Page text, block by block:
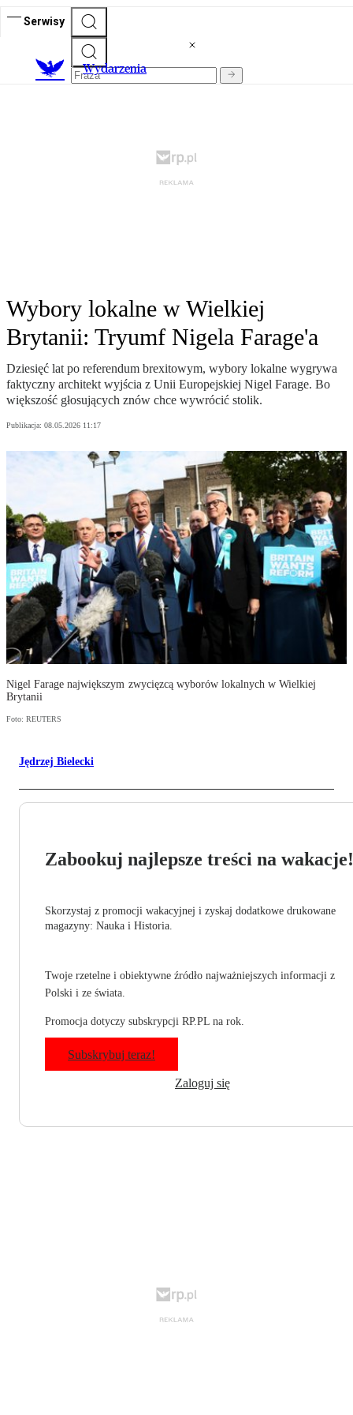
Serwisy
Wydarzenia
Wybory lokalne w Wielkiej
Brytanii: Tryumf Nigela Farage'a
Dziesięć lat po referendum brexitowym, wybory lokalne wygrywa
faktyczny architekt wyjścia z Unii Europejskiej Nigel Farage. Bo
większość głosujących znów chce wywrócić stolik.
Publikacja: 08.05.2026 11:17
Nigel Farage największym zwycięzcą wyborów lokalnych w Wielkiej
Brytanii
Foto: REUTERS
Jędrzej Bielecki
Zabookuj najlepsze treści na wakacje!
Skorzystaj z promocji wakacyjnej i zyskaj dodatkowe drukowane
magazyny: Nauka i Historia.
Twoje rzetelne i obiektywne źródło najważniejszych informacji z
Polski i ze świata.
Promocja dotyczy subskrypcji RP.PL na rok.
Subskrybuj teraz!
Zaloguj się